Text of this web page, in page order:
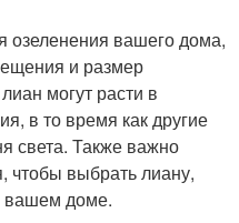
озеленения вашего дома,
и размер
могут расти в
в то время как другие
света. Также важно
чтобы выбрать лиану,
вашем доме.